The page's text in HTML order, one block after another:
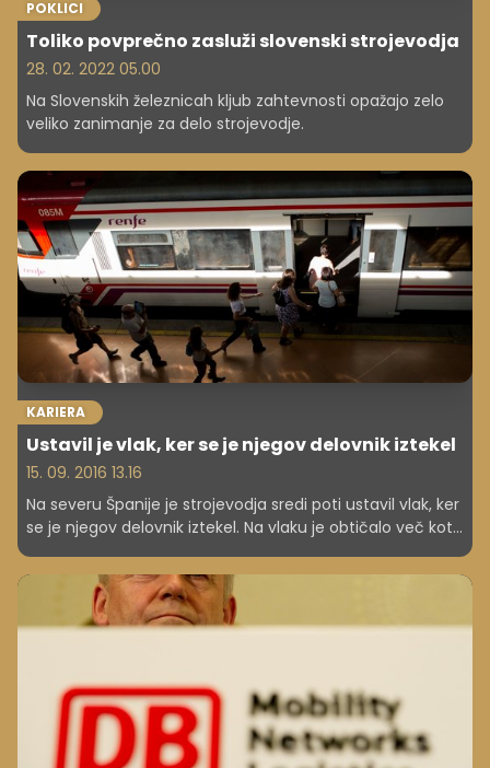
POKLICI
Toliko povprečno zasluži slovenski strojevodja
28. 02. 2022 05.00
Na Slovenskih železnicah kljub zahtevnosti opažajo zelo
veliko zanimanje za delo strojevodje.
KARIERA
Ustavil je vlak, ker se je njegov delovnik iztekel
15. 09. 2016 13.16
Na severu Španije je strojevodja sredi poti ustavil vlak, ker
se je njegov delovnik iztekel. Na vlaku je obtičalo več kot